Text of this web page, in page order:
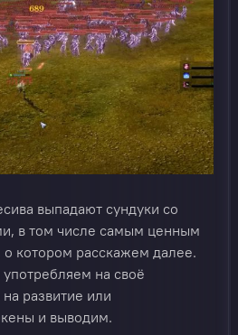
выпадают сундуки со
в том числе самым ценным
котором расскажем далее.
на своё
развитие или
и выводим.